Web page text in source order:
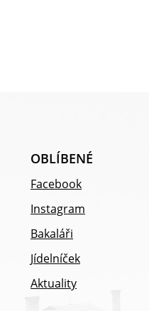
OBLÍBENÉ
Facebook
Instagram
Bakaláři
Jídelníček
Aktuality